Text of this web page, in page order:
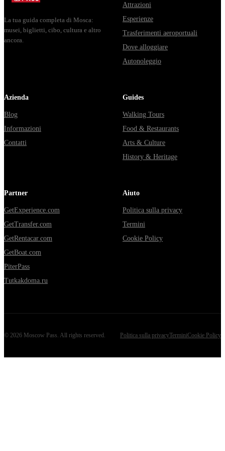
La tua guida completa di Mosca:
musei, biglietti, cibo, cultura e altro
ancora.
Attrazioni
Esperienze
Trasferimenti aeroportuali
Dove alloggiare
Autonoleggio
Azienda
Blog
Informazioni
Contatti
Guides
Walking Tours
Food & Restaurants
Arts & Culture
History & Heritage
Partner
GetExperience.com
GetTransfer.com
GetRentacar.com
GetBoat.com
PiterPass
Tutkakdoma.ru
Aiuto
Politica sulla privacy
Termini
Cookie Policy
© 2026 Moscow Pass. All rights reserved. Politica sulla privacyTerminiCookie Policy